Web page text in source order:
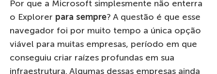
Por que a Microsoft simplesmente não enterra
o Explorer para sempre? A questão é que esse
navegador foi por muito tempo a única opção
viável para muitas empresas, período em que
conseguiu criar raízes profundas em sua
infraestrutura. Algumas dessas empresas ainda